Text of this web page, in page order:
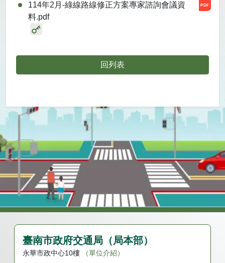
114年2月-綠線路線修正方案專家諮詢會議資
料.pdf
回列表
臺南市政府交通局（局本部）
永華市政中心10樓
（單位介紹）